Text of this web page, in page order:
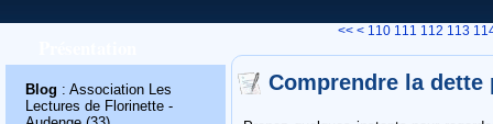
Blog : Association Les
Lectures de Florinette -
<< < 100
110 111 112 113
Comprendre la dette